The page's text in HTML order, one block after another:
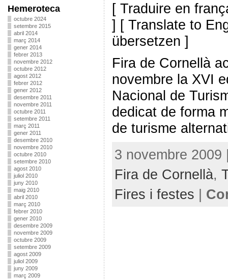
Hemeroteca
octubre 2024
setembre 2015
abril 2014
març 2014
gener 2014
febrer 2013
novembre 2012
octubre 2012
agost 2012
febrer 2012
gener 2012
desembre 2011
novembre 2011
octubre 2011
setembre 2011
març 2011
gener 2011
desembre 2010
novembre 2010
octubre 2010
setembre 2010
agost 2010
juliol 2010
juny 2010
maig 2010
abril 2010
març 2010
febrer 2010
gener 2010
desembre 2009
novembre 2009
octubre 2009
setembre 2009
agost 2009
juliol 2009
juny 2009
març 2009
[ Traduire en
] [ Translate to
übersetzen ]
Fira de Cornellà
novembre la XVI
Nacional de
dedicat de forma
de turisme
3 novembre
Fira de Cornellà,
Fires i festes